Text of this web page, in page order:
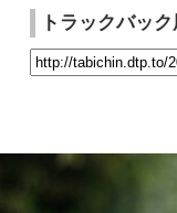
トラックバッ